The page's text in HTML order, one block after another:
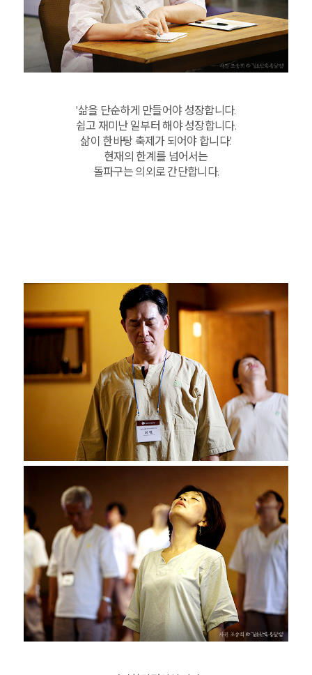
'삶을 단순하게 만들어야 성장합니다.
쉽고 재미난 일부터 해야 성장합니다.
삶이 한바탕 축제가 되어야 합니다.'
현재의 한계를 넘어서는
돌파구는 의외로 간단합니다.